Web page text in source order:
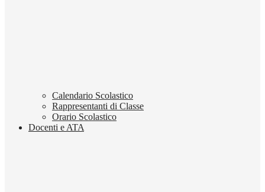
Calendario Scolastico
Rappresentanti di Classe
Orario Scolastico
Docenti e ATA